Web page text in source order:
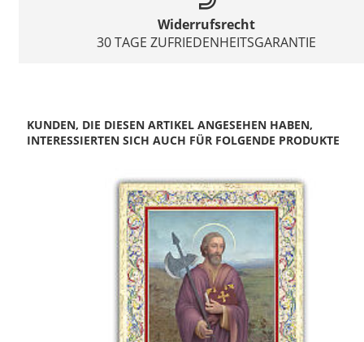
Widerrufsrecht
30 TAGE ZUFRIEDENHEITSGARANTIE
KUNDEN, DIE DIESEN ARTIKEL ANGESEHEN HABEN,
INTERESSIERTEN SICH AUCH FÜR FOLGENDE PRODUKTE